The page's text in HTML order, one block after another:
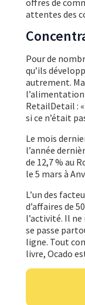
offres de
attentes des
Pour de
qu’ils
autrement.
l’alimentation
RetailDetail :
si ce n’était
Le mois
l’année
de 12,7 % au
le 5 mars à
L’un des
d’affaires de
l’activité. Il
se passe
ligne. Tout
livre, Ocado